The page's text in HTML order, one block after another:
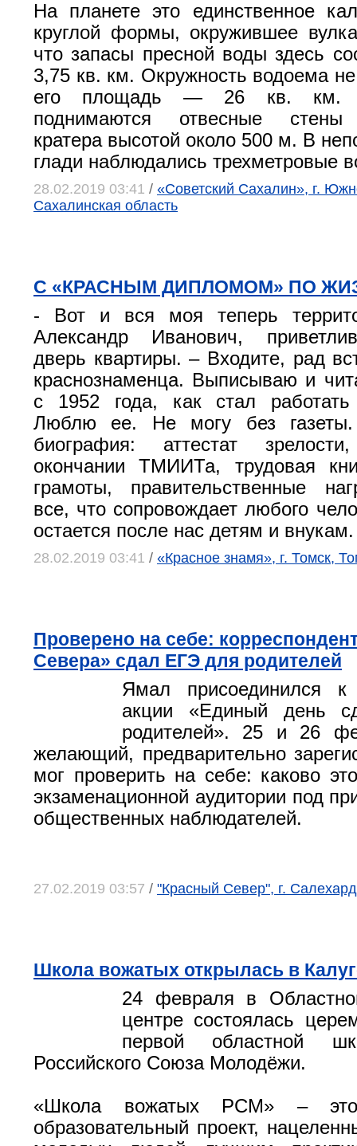
На планете это единственное
круглой формы, окружившее
что запасы пресной воды здесь
3,75 кв. км. Окружность водоема
его площадь — 26 кв. км.
поднимаются отвесные стены
кратера высотой около 500 м. В
глади наблюдались трехметровые
28.02.2019 03:41 / «Советский Сахалин», г.
Сахалинская область
С «КРАСНЫМ ДИПЛОМОМ» ПО
- Вот и вся моя теперь
Александр Иванович,
дверь квартиры. – Входите, рад
краснознаменца. Выписываю и
с 1952 года, как стал
Люблю ее. Не могу без
биография: аттестат
окончании ТМИИТа, трудовая
грамоты, правительственные
все, что сопровождает любого
остается после нас детям и внукам.
28.02.2019 03:41 / «Красное знамя», г. Томск,
Проверено на себе:
Севера» сдал ЕГЭ для родителей
Ямал присоединился к
акции «Единый день
родителей». 25 и 26
желающий, предварительно
мог проверить на себе: каково
экзаменационной аудитории под
общественных наблюдателей.
27.02.2019 03:57 / "Красный Север", г.
Школа вожатых открылась в
24 февраля в
центре состоялась
первой областной
Российского Союза Молодёжи.
«Школа вожатых РСМ» – это
образовательный проект,